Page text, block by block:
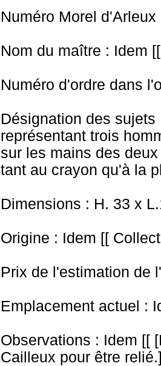
Numéro Morel d'Arleux
Nom du maître : Idem
Numéro d'ordre dans
Désignation des
représentant trois
sur les mains des
tant au crayon qu'à la
Dimensions : H. 33 x
Origine : Idem [[
Prix de l'estimation de
Emplacement actuel :
Observations : Idem [[
Cailleux pour être